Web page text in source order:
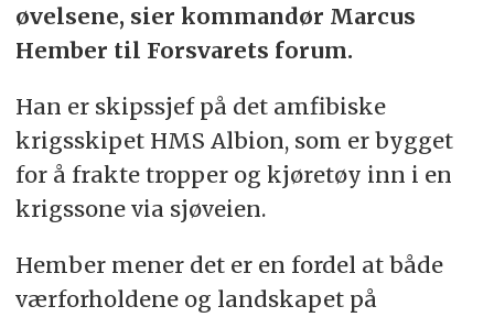
øvelsene, sier kommandør Marcus
Hember til Forsvarets forum.
Han er skipssjef på det amfibiske
krigsskipet HMS Albion, som er bygget
for å frakte tropper og kjøretøy inn i en
krigssone via sjøveien.
Hember mener det er en fordel at både
værforholdene og landskapet på